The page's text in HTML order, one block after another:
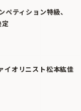
ティション特級、
定
イオリニスト松本紘佳